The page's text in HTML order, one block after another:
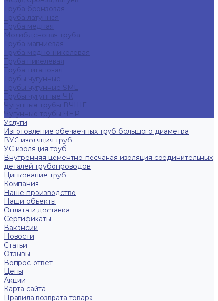
Труба бронзовая
Труба латунная
Труба медная
Молибденовая труба
Труба магниевая
Труба медно-никелевая
Труба никелевая
Труба титановая
Трубы чугунные
Трубы чугунные SML
Трубы чугунные ЧК
Чугунные трубы ВЧШГ
Чугунные трубы ЧНР
Услуги
Изготовление обечаечных труб большого диаметра
ВУС изоляция труб
УС изоляция труб
Внутренняя цементно-песчаная изоляция соединительных
деталей трубопроводов
Цинкование труб
Компания
Наше производство
Наши объекты
Оплата и доставка
Сертификаты
Вакансии
Новости
Статьи
Отзывы
Вопрос-ответ
Цены
Акции
Карта сайта
Правила возврата товара